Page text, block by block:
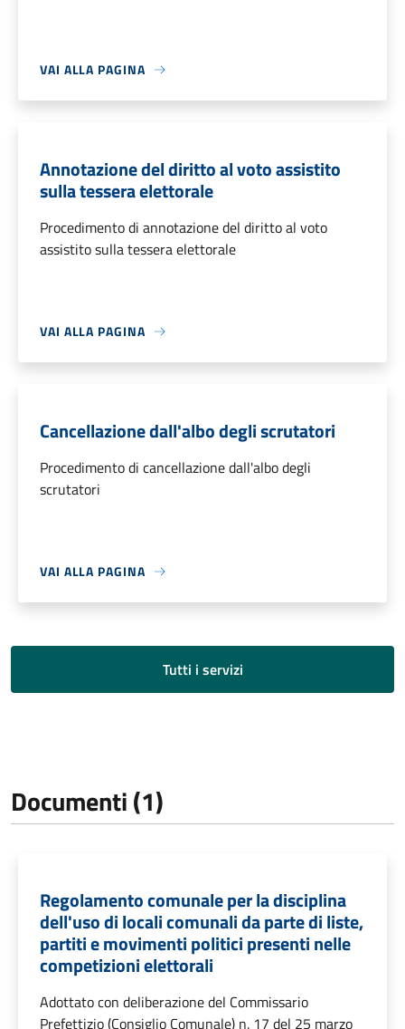
VAI ALLA PAGINA
Annotazione del diritto al voto assistito
sulla tessera elettorale
Procedimento di annotazione del diritto al voto
assistito sulla tessera elettorale
VAI ALLA PAGINA
Cancellazione dall'albo degli scrutatori
Procedimento di cancellazione dall'albo degli
scrutatori
VAI ALLA PAGINA
Tutti i servizi
Documenti (1)
Regolamento comunale per la disciplina
dell'uso di locali comunali da parte di liste,
partiti e movimenti politici presenti nelle
competizioni elettorali
Adottato con deliberazione del Commissario
Prefettizio (Consiglio Comunale) n. 17 del 25 marzo